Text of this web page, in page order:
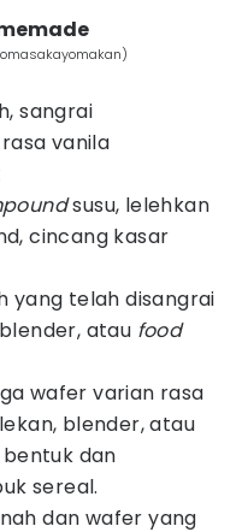
sangrai
vanila
susu, lelehkan
cincang kasar
yang telah disangrai
atau food
wafer varian rasa
blender, atau
dan
sereal.
dan wafer yang